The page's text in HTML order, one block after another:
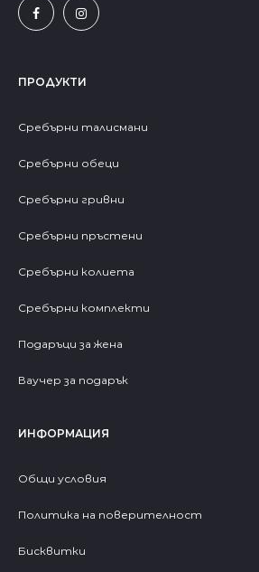
ПРОДУКТИ
Сребърни талисмани
Сребърни обеци
Сребърни гривни
Сребърни пръстени
Сребърни колиета
Сребърни комплекти
Подаръци за жена
Ваучер за подарък
ИНФОРМАЦИЯ
Общи условия
Политика на поверителност
Бисквитки